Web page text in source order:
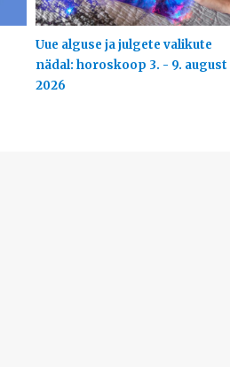
Uue alguse ja julgete valikute
nädal: horoskoop 3. - 9. august
2026